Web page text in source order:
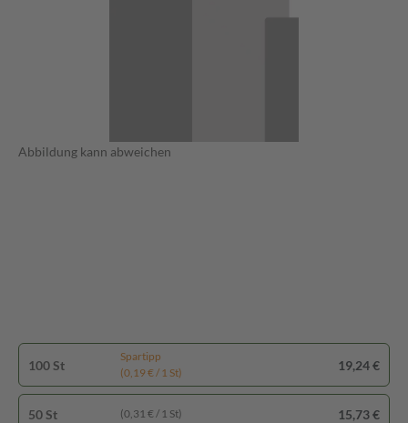
Abbildung kann abweichen
100 St
Spartipp
(0,19 € / 1 St)
19,24 €
50 St (0,31 € / 1 St) 15,73 €